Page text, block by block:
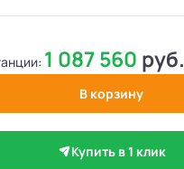
1 087 560 руб.
В корзину
Купить в 1 клик